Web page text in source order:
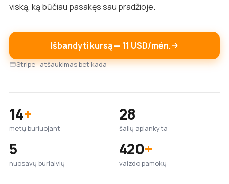
viską, ką būčiau pasakęs sau pradžioje.
Išbandyti kursą — 11 USD/mėn.
Stripe · atšaukimas bet kada
14+
metų buriuojant
28
šalių aplankyta
5
nuosavų burlaivių
420+
vaizdo pamokų